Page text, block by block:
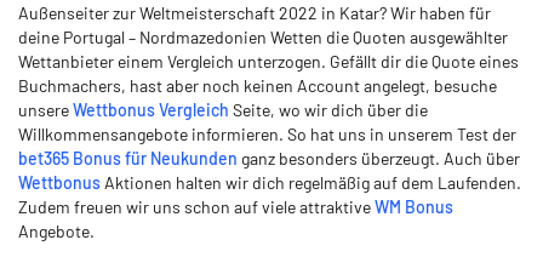
Außenseiter zur Weltmeisterschaft 2022 in Katar? Wir haben für
deine Portugal – Nordmazedonien Wetten die Quoten ausgewählter
Wettanbieter einem Vergleich unterzogen. Gefällt dir die Quote eines
Buchmachers, hast aber noch keinen Account angelegt, besuche
unsereWettbonus Vergleich Seite, wo wir dich über die
Willkommensangebote informieren. So hat uns in unserem Test der
bet365 Bonus für Neukunden ganz besonders überzeugt. Auch über
Wettbonus Aktionen halten wir dich regelmäßig auf dem Laufenden.
Zudem freuen wir uns schon auf viele attraktiveWM Bonus
Angebote.